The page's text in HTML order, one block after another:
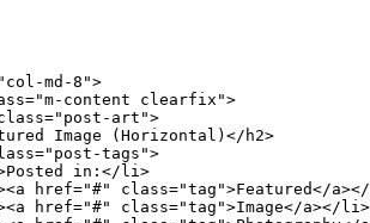
md-8">
content clearfix">
art">
Image (Horizontal)</h2>
tags">
in:</li>
href="#" class="tag">Featured</
href="#" class="tag">Image</a></li>